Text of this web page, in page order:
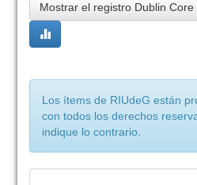
Mostrar el registro Dublin
Los ítems de RIUdeG están
con todos los derechos
indique lo contrario.